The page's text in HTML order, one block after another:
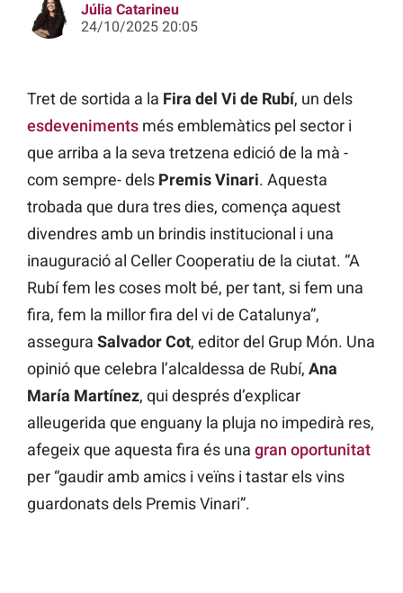
Júlia Catarineu
24/10/2025 20:05
Tret de sortida a la Fira del Vi de Rubí, un dels
esdeveniments més emblemàtics pel sector i
que arriba a la seva tretzena edició de la mà -
com sempre- dels Premis Vinari. Aquesta
trobada que dura tres dies, comença aquest
divendres amb un brindis institucional i una
inauguració al Celler Cooperatiu de la ciutat. “A
Rubí fem les coses molt bé, per tant, si fem una
fira, fem la millor fira del vi de Catalunya”,
assegura Salvador Cot, editor del Grup Món. Una
opinió que celebra l’alcaldessa de Rubí, Ana
María Martínez, qui després d’explicar
alleugerida que enguany la pluja no impedirà res,
afegeix que aquesta fira és una gran oportunitat
per “gaudir amb amics i veïns i tastar els vins
guardonats dels Premis Vinari”.